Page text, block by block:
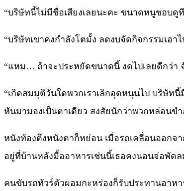
“บริษัทนี้ไม่มีชื่อเสียงเลยนะคะ ขนาดหนูชอบ
“บริษัทเขาคงกำลังโตมั้ง ลดงบจัดกิจกรรมเอา
“แหม… ถ้าจะประหยัดขนาดนี้ งดไปเลยดีกว่า
“เกิดสมมุติวันใดพวกเราเลิกอุดหนุนไป บริษัท
หันมามองเป็นตาเดียว สงสัยนักว่าพวกหล่อนข
หนังท้องตึงหนังตาก็หย่อน เมื่อรถเคลื่อนออก
อยู่ที่บ้านหลังมื้ออาหารเช่นนี้เธอคงนอนจ่อพั
คนขับรถทัวร์ตัวผอมกะหร่องก็รับประทานอาห